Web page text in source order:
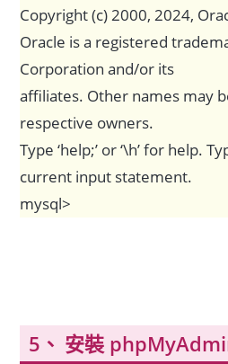
Copyright (c) 2000, 2024,
Oracle is a registered
Corporation and/or its
affiliates. Other names may
respective owners.
Type ‘help;’ or ‘\h’ for help.
current input statement.
mysql>
安裝